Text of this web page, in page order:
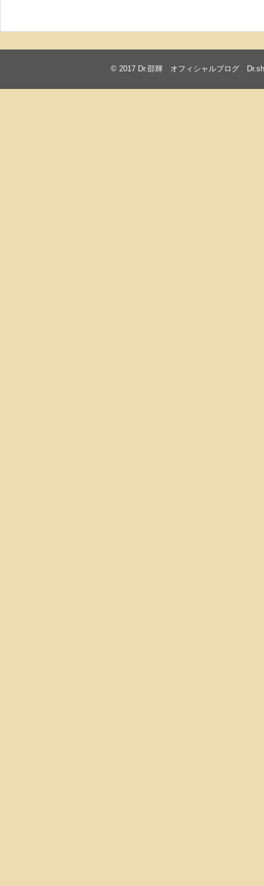
© 2017 Dr.邵輝 オフィシャルブログ